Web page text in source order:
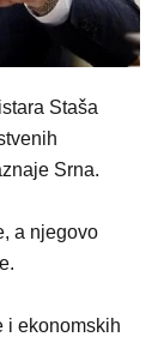
Staša
Srna.
a njegovo
i ekonomskih